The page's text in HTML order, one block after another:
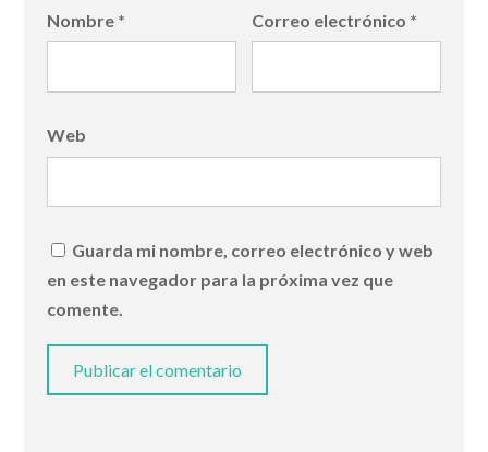
Nombre * Correo electrónico *
Web
Guarda mi nombre, correo electrónico y web
en este navegador para la próxima vez que
comente.